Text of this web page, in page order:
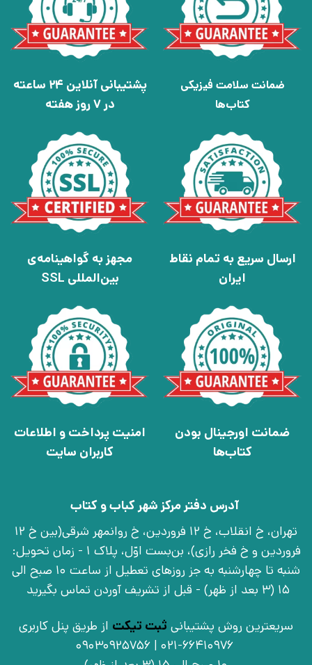
ضمانت سلامت فیزیکی
کتاب‌ها
پشتیبانی آنلاین 24 ساعته
در 7 روز هفته
ارسال سریع به تمام نقاط
ایران
مجهز به گواهینامه‌ی
بین‌المللی SSL
ضمانت اورجینال بودن
کتاب‌ها
امنیت پرداخت و اطلاعات
کاربران سایت
آدرس دفتر مرکز شهر کباب و کتاب
تهران، خ انقلاب، خ 12 فروردین، خ روانمهر شرقی(بین خ 12
فروردین و خ فخر رازی)، بن‌بست اوّل، پلاک 1 - زمان تحویل:
شنبه تا چهارشنبه به جز روزهای تعطیل از ساعت 10 صبح الی
15 (3 بعد از ظهر) - قبل از تشریف آوردن تماس بگیرید
سریعترین روش پشتیبانی ثبت تیکت از طریق پنل کاربری
021-66410976 | 09030925756